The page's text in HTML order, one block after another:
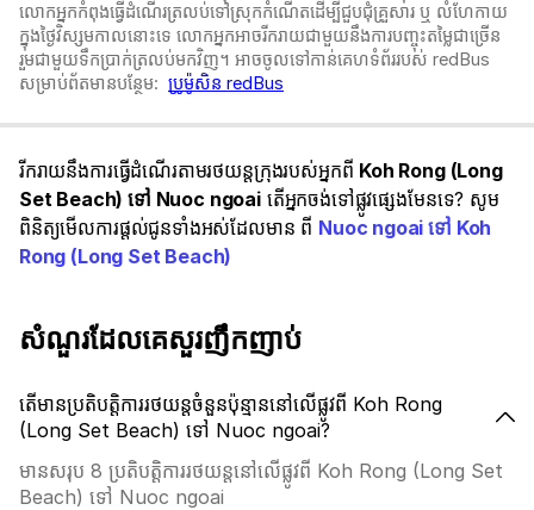
លោកអ្នកកំពុងធ្វើដំណើរត្រលប់ទៅស្រុកកំណើតដើម្បីជួបជុំគ្រួសារ ឬ លំហែកាយ
ក្នុងថ្ងៃវិស្សមកាលនោះទេ លោកអ្នកអាចរីករាយជាមួយនឹងការបញ្ចុះតម្លៃជាច្រើន
រួមជាមួយទឹកប្រាក់ត្រលប់មកវិញ។ អាចចូលទៅកាន់គេហទំព័ររបស់ redBus
សម្រាប់ព័តមានបន្ថែម: ប្រូម៉ូសិន redBus
រីករាយនឹងការធ្វើដំណើរតាមរថយន្តក្រុងរបស់អ្នកពី Koh Rong (Long
Set Beach) ទៅ Nuoc ngoaiតើអ្នកចង់ទៅផ្លូវផ្សេងមែនទេ? សូម
ពិនិត្យមើលការផ្តល់ជូនទាំងអស់ដែលមាន ពី Nuoc ngoai ទៅ Koh
Rong (Long Set Beach)
សំណួរដែលគេសួរញឹកញាប់
តើមានប្រតិបត្តិការរថយន្តចំនួនប៉ុន្មាននៅលើផ្លូវពី Koh Rong
(Long Set Beach) ទៅ Nuoc ngoai?
មានសរុប 8 ប្រតិបត្តិការរថយន្តនៅលើផ្លូវពី Koh Rong (Long Set
Beach) ទៅ Nuoc ngoai